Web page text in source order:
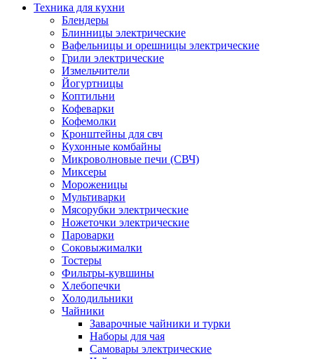
Техника для кухни
Блендеры
Блинницы электрические
Вафельницы и орешницы электрические
Грили электрические
Измельчители
Йогуртницы
Коптильни
Кофеварки
Кофемолки
Кронштейны для свч
Кухонные комбайны
Микроволновые печи (СВЧ)
Миксеры
Мороженицы
Мультиварки
Мясорубки электрические
Ножеточки электрические
Пароварки
Соковыжималки
Тостеры
Фильтры-кувшины
Хлебопечки
Холодильники
Чайники
Заварочные чайники и турки
Наборы для чая
Самовары электрические